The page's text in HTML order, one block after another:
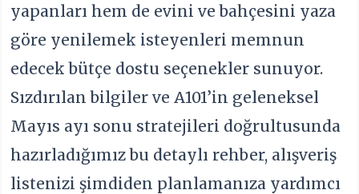
yapanları hem de evini ve bahçesini yaza
göre yenilemek isteyenleri memnun
edecek bütçe dostu seçenekler sunuyor.
Sızdırılan bilgiler ve A101’in geleneksel
Mayıs ayı sonu stratejileri doğrultusunda
hazırladığımız bu detaylı rehber, alışveriş
listenizi şimdiden planlamanıza yardımcı